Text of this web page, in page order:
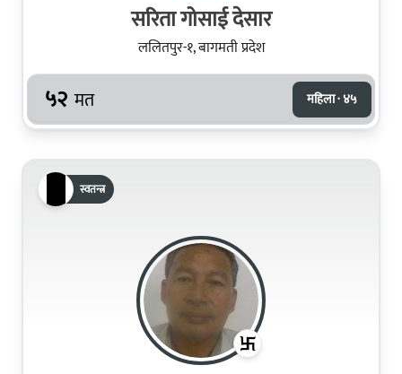
सरिता गोसाई देसार
ललितपुर-१, बागमती प्रदेश
५२ मत महिला · ४५
स्वतन्त्र